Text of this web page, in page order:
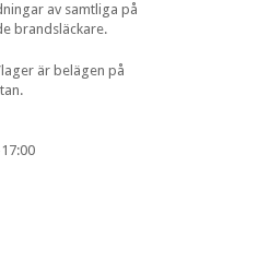
av samtliga på
brandsläckare.
är belägen på